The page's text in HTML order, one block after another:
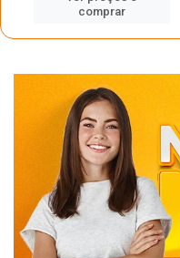
comprar